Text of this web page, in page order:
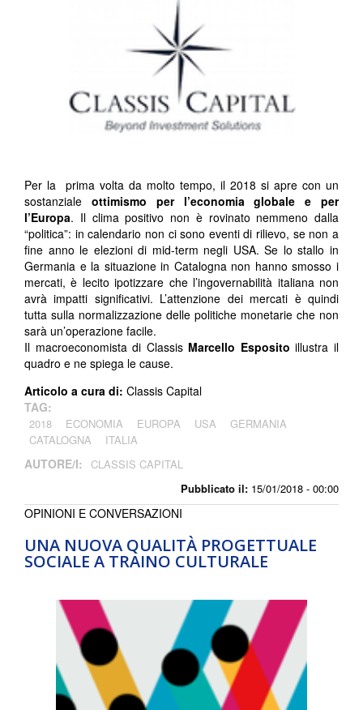
Pubblicato il: 15/01/2018 - 00:00
Per la prima volta da molto tempo, il 2018 si apre con un
sostanziale ottimismo per l’economia globale e per
l’Europa. Il clima positivo non è rovinato nemmeno dalla
“politica”: in calendario non ci sono eventi di rilievo, se non a
fine anno le elezioni di mid-term negli USA. Se lo stallo in
Germania e la situazione in Catalogna non hanno smosso i
mercati, è lecito ipotizzare che l’ingovernabilità italiana non
avrà impatti significativi. L’attenzione dei mercati è quindi
tutta sulla normalizzazione delle politiche monetarie che non
sarà un’operazione facile.
Il macroeconomista di Classis Marcello Esposito illustra il
quadro e ne spiega le cause.
Articolo a cura di: Classis Capital
TAG:
2018 ECONOMIA EUROPA USA
GERMANIA
CATALOGNA
ITALIA
AUTORE/I: CLASSIS CAPITAL
UNA NUOVA QUALITÀ PROGETTUALE
SOCIALE A TRAINO CULTURALE
OPINIONI E CONVERSAZIONI